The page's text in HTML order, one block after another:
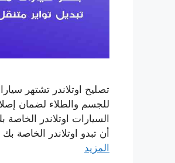
تصليح اوتلاندر تشتهر
للجسم والطلاء لضمان
السيارات اوتلاندر
أن تبدو اوتلاندر الخاصة
المزيد